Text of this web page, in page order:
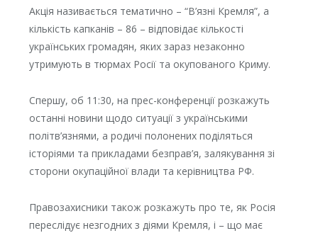
Акція називається тематично – “В’язні Кремля”, а
кількість капканів – 86 – відповідає кількості
українських громадян, яких зараз незаконно
утримують в тюрмах Росії та окупованого Криму.
Спершу, об 11:30, на прес-конференції розкажуть
останні новини щодо ситуації з українськими
політв’язнями, а родичі полонених поділяться
історіями та прикладами безправ’я, залякування зі
сторони окупаційної влади та керівництва РФ.
Правозахисники також розкажуть про те, як Росія
переслідує незгодних з діями Кремля, і – що має